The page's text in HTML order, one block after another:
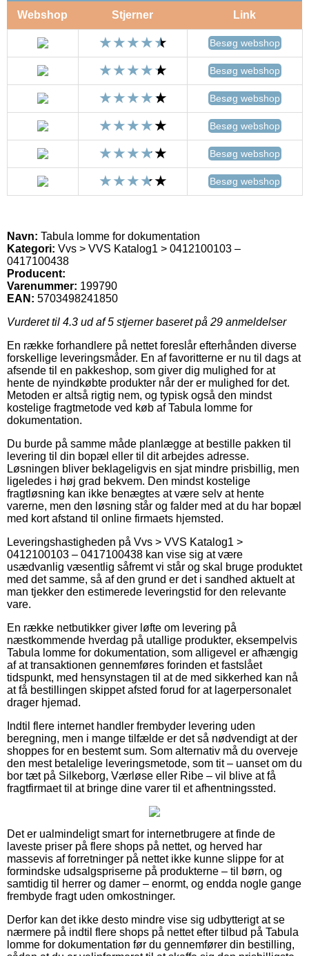
Webshop Stjerner Link
Besøg webshop
Besøg webshop
Besøg webshop
Besøg webshop
Besøg webshop
Besøg webshop
Navn: Tabula lomme for dokumentation
Kategori: Vvs > VVS Katalog1 > 0412100103 –
0417100438
Producent:
Varenummer: 199790
EAN: 5703498241850
Vurderet til 4.3 ud af 5 stjerner baseret på 29 anmeldelser
En række forhandlere på nettet foreslår efterhånden diverse
forskellige leveringsmåder. En af favoritterne er nu til dags at
afsende til en pakkeshop, som giver dig mulighed for at
hente de nyindkøbte produkter når der er mulighed for det.
Metoden er altså rigtig nem, og typisk også den mindst
kostelige fragtmetode ved køb af Tabula lomme for
dokumentation.
Du burde på samme måde planlægge at bestille pakken til
levering til din bopæl eller til dit arbejdes adresse.
Løsningen bliver beklageligvis en sjat mindre prisbillig, men
ligeledes i høj grad bekvem. Den mindst kostelige
fragtløsning kan ikke benægtes at være selv at hente
varerne, men den løsning står og falder med at du har bopæl
med kort afstand til online firmaets hjemsted.
Leveringshastigheden på Vvs > VVS Katalog1 >
0412100103 – 0417100438 kan vise sig at være
usædvanlig væsentlig såfremt vi står og skal bruge produktet
med det samme, så af den grund er det i sandhed aktuelt at
man tjekker den estimerede leveringstid for den relevante
vare.
En række netbutikker giver løfte om levering på
næstkommende hverdag på utallige produkter, eksempelvis
Tabula lomme for dokumentation, som alligevel er afhængig
af at transaktionen gennemføres forinden et fastslået
tidspunkt, med hensynstagen til at de med sikkerhed kan nå
at få bestillingen skippet afsted forud for at lagerpersonalet
drager hjemad.
Indtil flere internet handler frembyder levering uden
beregning, men i mange tilfælde er det så nødvendigt at der
shoppes for en bestemt sum. Som alternativ må du overveje
den mest betalelige leveringsmetode, som tit – uanset om du
bor tæt på Silkeborg, Værløse eller Ribe – vil blive at få
fragtfirmaet til at bringe dine varer til et afhentningssted.
Det er ualmindeligt smart for internetbrugere at finde de
laveste priser på flere shops på nettet, og herved har
massevis af forretninger på nettet ikke kunne slippe for at
formindske udsalgspriserne på produkterne – til børn, og
samtidig til herrer og damer – enormt, og endda nogle gange
frembyde fragt uden omkostninger.
Derfor kan det ikke desto mindre vise sig udbytterigt at se
nærmere på indtil flere shops på nettet efter tilbud på Tabula
lomme for dokumentation før du gennemfører din bestilling,